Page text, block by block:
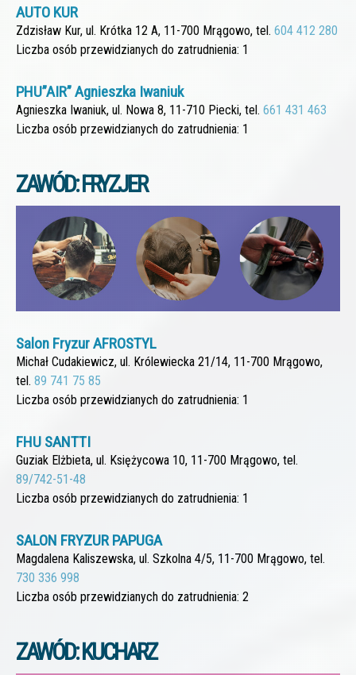
AUTO KUR
Zdzisław Kur, ul. Krótka 12 A, 11-700 Mrągowo, tel. 604 412 280
Liczba osób przewidzianych do zatrudnienia: 1
PHU”AIR” Agnieszka Iwaniuk
Agnieszka Iwaniuk, ul. Nowa 8, 11-710 Piecki, tel. 661 431 463
Liczba osób przewidzianych do zatrudnienia: 1
ZAWÓD: FRYZJER
Salon Fryzur AFROSTYL
Michał Cudakiewicz, ul. Królewiecka 21/14, 11-700 Mrągowo,
tel. 89 741 75 85
Liczba osób przewidzianych do zatrudnienia: 1
FHU SANTTI
Guziak Elżbieta, ul. Księżycowa 10, 11-700 Mrągowo, tel.
89/742-51-48
Liczba osób przewidzianych do zatrudnienia: 1
SALON FRYZUR PAPUGA
Magdalena Kaliszewska, ul. Szkolna 4/5, 11-700 Mrągowo, tel.
730 336 998
Liczba osób przewidzianych do zatrudnienia: 2
ZAWÓD: KUCHARZ